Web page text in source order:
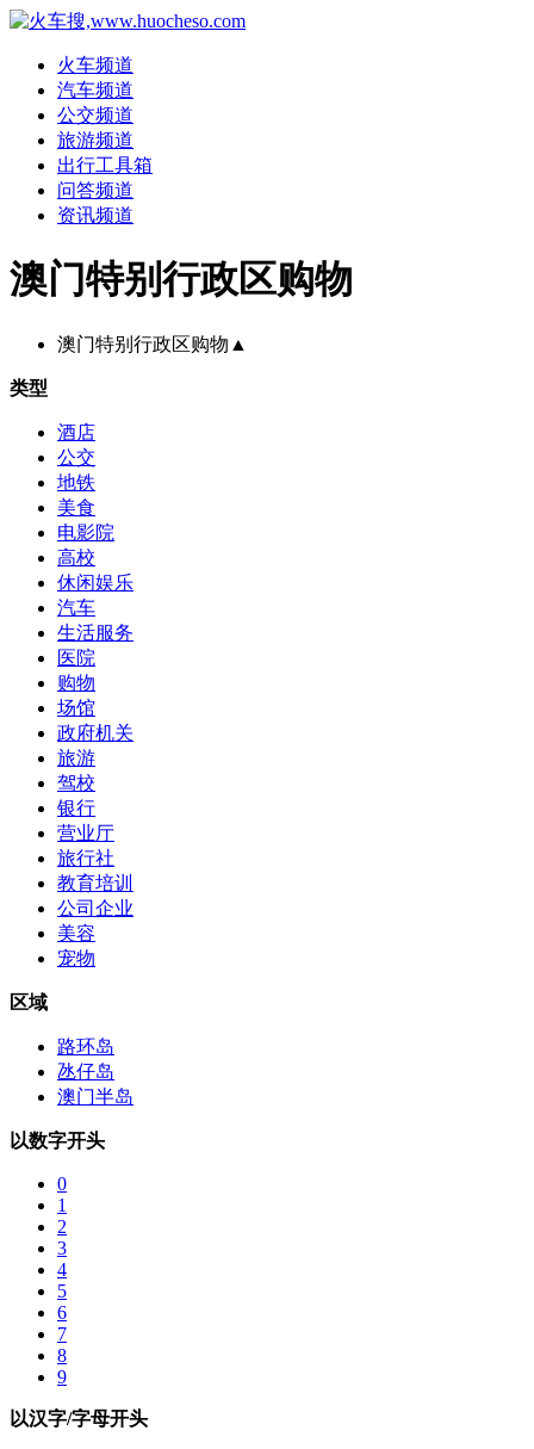
火车频道
汽车频道
公交频道
旅游频道
出行工具箱
问答频道
资讯频道
澳门特别行政区购物
澳门特别行政区购物 ▲
类型
酒店
公交
地铁
美食
电影院
高校
休闲娱乐
汽车
生活服务
医院
购物
场馆
政府机关
旅游
驾校
银行
营业厅
旅行社
教育培训
公司企业
美容
宠物
区域
路环岛
氹仔岛
澳门半岛
以数字开头
0
1
2
3
4
5
6
7
8
9
以汉字/字母开头